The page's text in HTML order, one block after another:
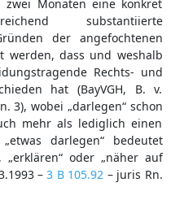
zwei Monaten eine konkret
substantiierte
der angefochtenen
werden, dass und weshalb
Rechts- und
hat (BayVGH, B. v.
3), wobei „darlegen“ schon
mehr als lediglich einen
darlegen“ bedeutet
oder „näher auf
–3 B 105.92 – juris Rn.